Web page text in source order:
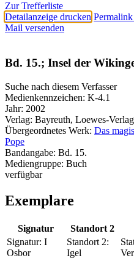
Zur Trefferliste
Detailanzeige drucken
Mail versenden
Bd. 15.; Insel der
Suche nach diesem Verfasser
Medienkennzeichen: K-4.1
Jahr: 2002
Verlag: Bayreuth, Loewes-Verlag
Übergeordnetes Werk: Das
Pope
Bandangabe: Bd. 15.
Mediengruppe: Buch
verfügbar
Exemplare
Signatur Standort 2
Signatur: I
Osbor
Standort 2:
Igel